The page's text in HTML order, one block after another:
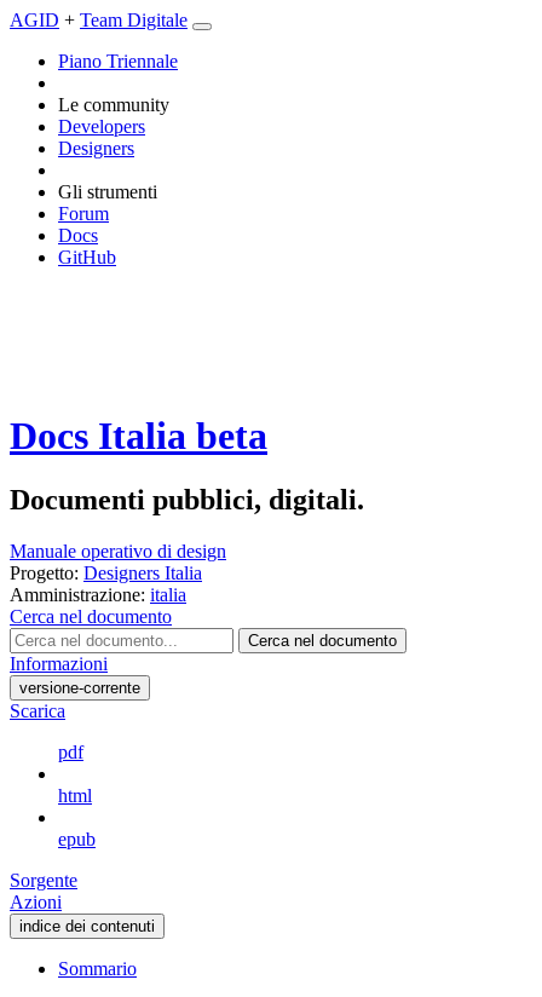
AGID + Team Digitale
Piano Triennale
Le community
Developers
Designers
Gli strumenti
Forum
Docs
GitHub
Docs Italia beta
Documenti pubblici, digitali.
Manuale operativo di design
Progetto: Designers Italia
Amministrazione: italia
Cerca nel documento
Cerca nel documento
Informazioni
versione-corrente
Scarica
pdf
html
epub
Sorgente
Azioni
indice dei contenuti
Sommario